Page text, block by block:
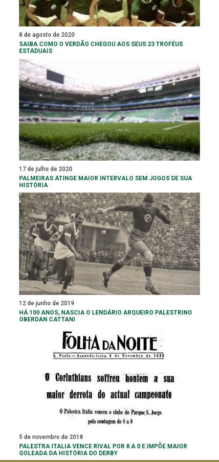
8 de agosto de 2020
SAIBA COMO O VERDÃO CHEGOU AOS SEUS 23 TROFÉUS
ESTADUAIS
17 de julho de 2020
PALMEIRAS ATINGE MAIOR INTERVALO SEM JOGOS DE SUA
HISTÓRIA
12 de junho de 2019
HÁ 100 ANOS, NASCIA O LENDÁRIO ARQUEIRO PALESTRINO
OBERDAN CATTANI
5 de novembro de 2018
PALESTRA ITALIA VENCE RIVAL POR 8 A 0 E IMPÕE MAIOR
GOLEADA DA HISTÓRIA DO DERBY